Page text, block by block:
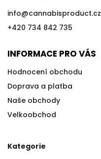
info@cannabisproduct.cz
+420 734 842 735
INFORMACE PRO VÁS
Hodnocení obchodu
Doprava a platba
Naše obchody
Velkoobchod
Kategorie